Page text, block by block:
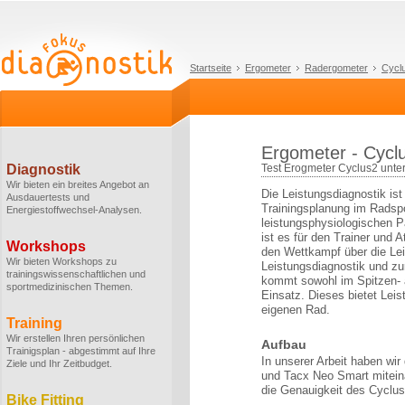
Startseite Ergometer Radergometer
Diagnostik
Wir bieten ein breites Angebot an
Ausdauertests und
Energiestoffwechsel-Analysen.
Workshops
Wir bieten Workshops zu
trainingswissenschaftlichen und
sportmedizinischen Themen.
Training
Wir erstellen Ihren persönlichen
Trainigsplan - abgestimmt auf Ihre
Ziele und Ihr Zeitbudget.
Bike Fitting
Ergometer -
Test Erogmeter Cyclus2
Die Leistungsdiagnostik
Trainingsplanung im
leistungsphysiologischen
ist es für den Trainer und
den Wettkampf über die
Leistungsdiagnostik und
kommt sowohl im
Einsatz. Dieses bietet
eigenen Rad.
Aufbau
In unserer Arbeit haben
und Tacx Neo Smart
die Genauigkeit des